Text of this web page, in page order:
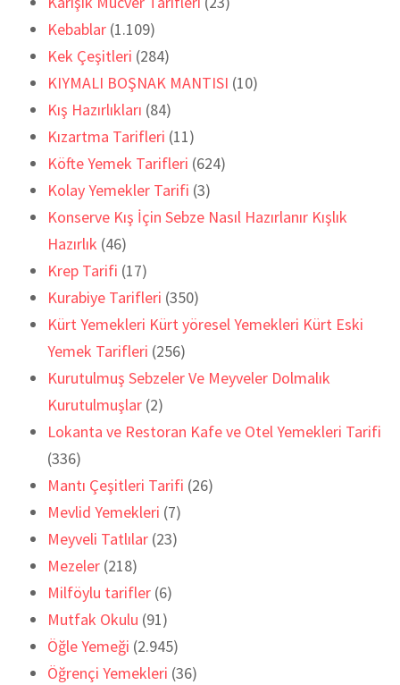
Kebablar (1.109)
Kek Çeşitleri (284)
KIYMALI BOŞNAK MANTISI (10)
Kış Hazırlıkları (84)
Kızartma Tarifleri (11)
Köfte Yemek Tarifleri (624)
Kolay Yemekler Tarifi (3)
Konserve Kış İçin Sebze Nasıl Hazırlanır Kışlık
Hazırlık (46)
Krep Tarifi (17)
Kurabiye Tarifleri (350)
Kürt Yemekleri Kürt yöresel Yemekleri Kürt Eski
Yemek Tarifleri (256)
Kurutulmuş Sebzeler Ve Meyveler Dolmalık
Kurutulmuşlar (2)
Lokanta ve Restoran Kafe ve Otel Yemekleri Tarifi
(336)
Mantı Çeşitleri Tarifi (26)
Mevlid Yemekleri (7)
Meyveli Tatlılar (23)
Mezeler (218)
Milföylu tarifler (6)
Mutfak Okulu (91)
Öğle Yemeği (2.945)
Öğrençi Yemekleri (36)